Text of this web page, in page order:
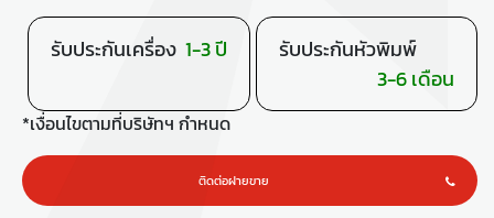
รับประกันเครื่อง 1-3 ปี
รับประกันหัวพิมพ์
3-6 เดือน
*เงื่อนไขตามที่บริษัทฯ กำหนด
ติดต่อฝายขาย